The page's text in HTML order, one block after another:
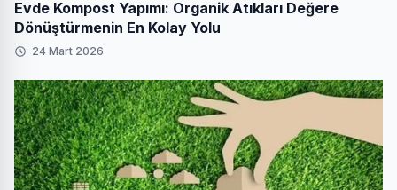
Evde Kompost Yapımı: Organik Atıkları Değere
Dönüştürmenin En Kolay Yolu
24 Mart 2026